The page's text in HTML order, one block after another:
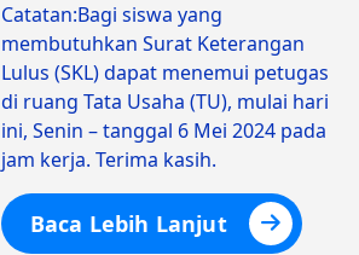
Catatan:Bagi siswa yang
membutuhkan Surat Keterangan
Lulus (SKL) dapat menemui petugas
di ruang Tata Usaha (TU), mulai hari
ini, Senin – tanggal 6 Mei 2024 pada
jam kerja. Terima kasih.
Baca Lebih Lanjut